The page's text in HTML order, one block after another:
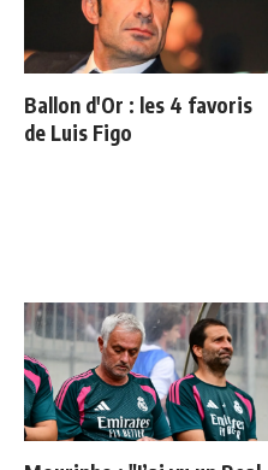
Ballon d'Or : les 4 favoris
de Luis Figo